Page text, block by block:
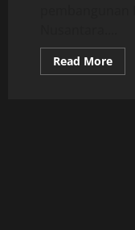
Read MoreRead
more